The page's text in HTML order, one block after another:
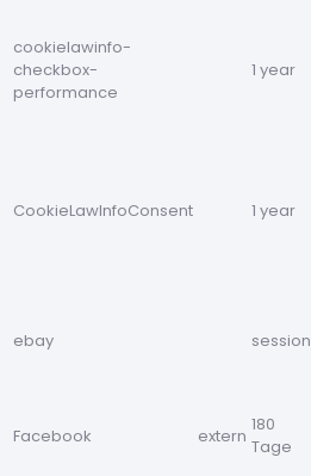
cookielawinfo-
checkbox-
performance
1 year
CookieLawInfoConsent 1 year
ebay session
Facebook extern
180
Tage